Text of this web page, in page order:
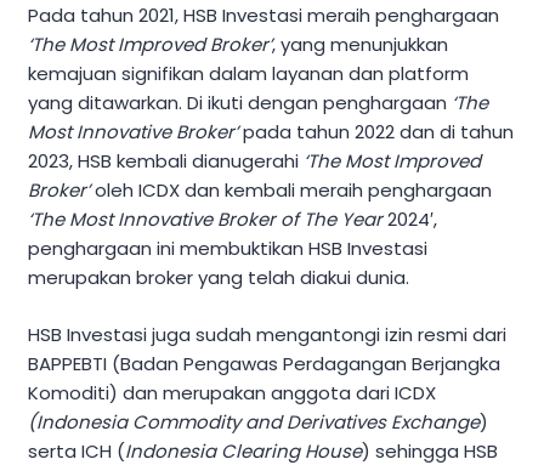
Pada tahun 2021, HSB Investasi meraih penghargaan
‘The Most Improved Broker’, yang menunjukkan
kemajuan signifikan dalam layanan dan platform
yang ditawarkan. Di ikuti dengan penghargaan ‘The
Most Innovative Broker’pada tahun 2022 dan di tahun
2023, HSB kembali dianugerahi ‘The Most Improved
Broker’oleh ICDX dan kembali meraih penghargaan
‘The Most Innovative Broker of The Year2024′,
penghargaan ini membuktikan HSB Investasi
merupakan broker yang telah diakui dunia.
HSB Investasi juga sudah mengantongi izin resmi dari
BAPPEBTI (Badan Pengawas Perdagangan Berjangka
Komoditi) dan merupakan anggota dari ICDX
(Indonesia Commodity and Derivatives Exchange)
serta ICH (Indonesia Clearing House) sehingga HSB